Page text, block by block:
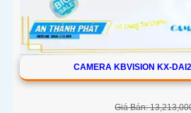
CAMERA KBVISION KX-
Giá Bán: